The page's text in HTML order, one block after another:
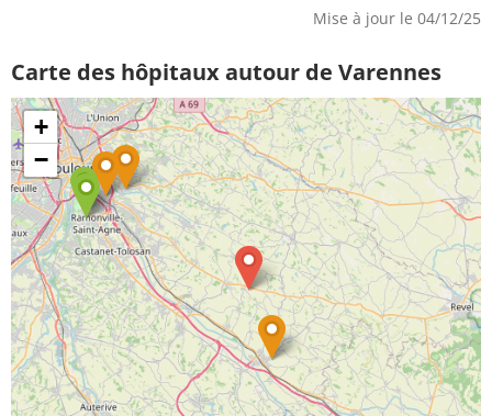
Mise à jour le 04/12/25
Carte des hôpitaux autour de Varennes
+
−